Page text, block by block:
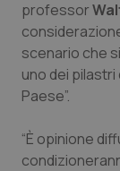
professor
scenario che
uno dei
Paese”.
“È opinione